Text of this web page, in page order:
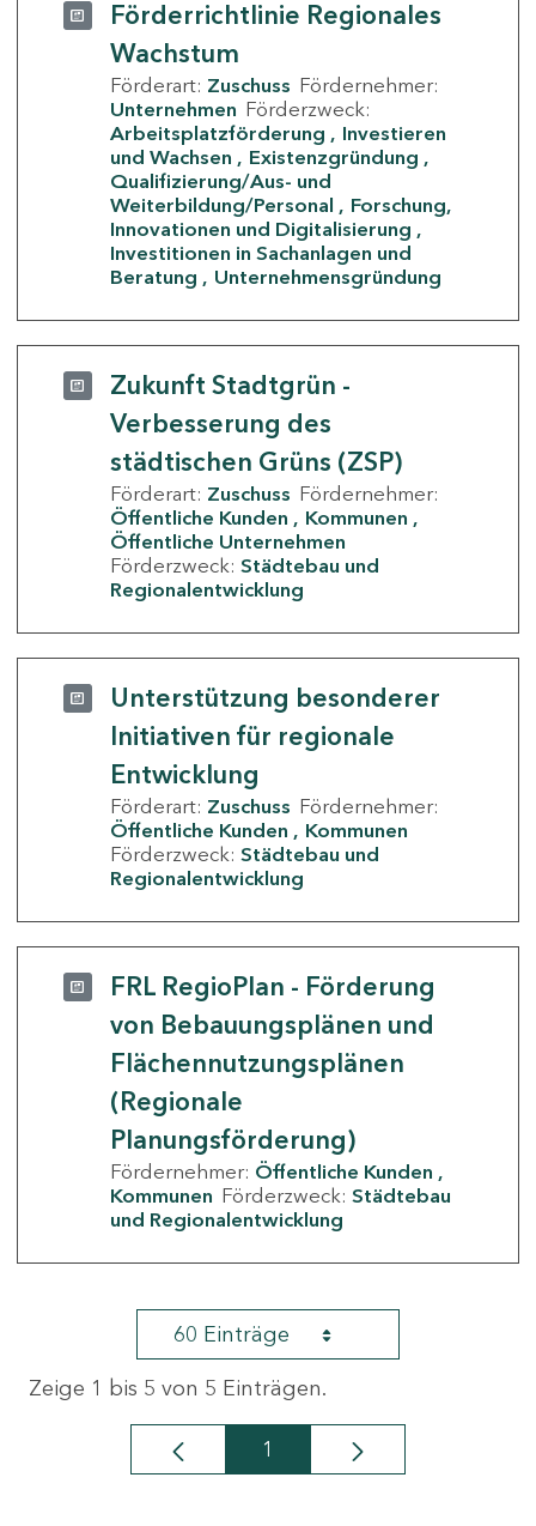
Förderrichtlinie Regionales
Wachstum
Förderart: Zuschuss Fördernehmer:
Unternehmen Förderzweck:
Arbeitsplatzförderung
Investieren
und Wachsen
Existenzgründung
Qualifizierung/Aus- und
Weiterbildung/Personal
Forschung,
Innovationen und Digitalisierung
Investitionen in Sachanlagen und
Beratung
Unternehmensgründung
Zukunft Stadtgrün -
Verbesserung des
städtischen Grüns (ZSP)
Förderart: Zuschuss Fördernehmer:
Öffentliche Kunden
Kommunen
Öffentliche Unternehmen
Förderzweck: Städtebau und
Regionalentwicklung
Unterstützung besonderer
Initiativen für regionale
Entwicklung
Förderart: Zuschuss Fördernehmer:
Öffentliche Kunden
Kommunen
Förderzweck: Städtebau und
Regionalentwicklung
FRL RegioPlan - Förderung
von Bebauungsplänen und
Flächennutzungsplänen
(Regionale
Planungsförderung)
Fördernehmer: Öffentliche Kunden
Kommunen Förderzweck: Städtebau
und Regionalentwicklung
60 Einträge
Zeige 1 bis 5 von 5 Einträgen.
Seite
1